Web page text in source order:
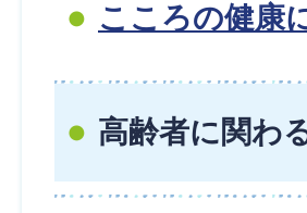
こころの健康
高齢者に関わ